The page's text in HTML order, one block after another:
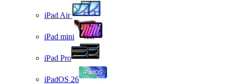
iPad Air
iPad mini
iPad Pro
iPadOS 26